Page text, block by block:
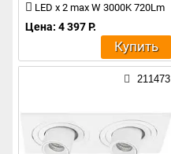
LED x 2 max W 3000K 720Lm
Цена: 4 397 Р.
Купить
211473